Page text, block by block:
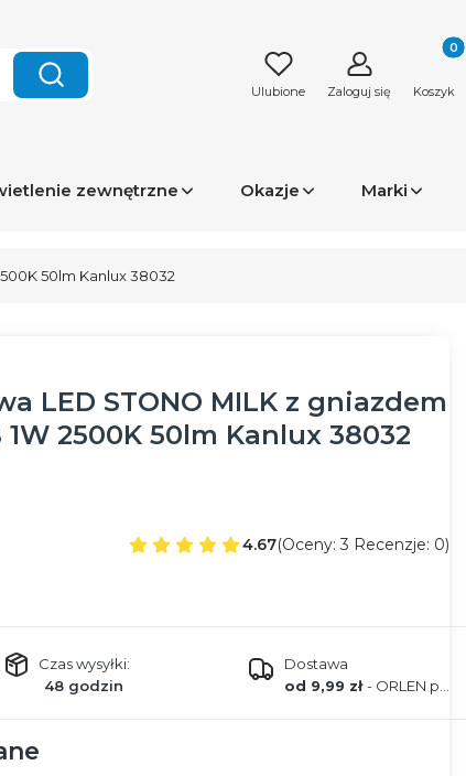
Szukaj Ulubione Zaloguj się Koszyk
zewnętrzne Okazje Marki
50lm Kanlux 38032
LED STONO MILK z gniazdem
2500K 50lm Kanlux 38032
4.67(Oceny: 3 Recenzje: 0)
Czas wysyłki:
48 godzin
Dostawa
od 9,99 zł- ORLEN paczka